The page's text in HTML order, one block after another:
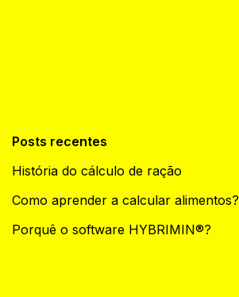
Posts recentes
História do cálculo de ração
Como aprender a calcular alimentos?
Porquê o software HYBRIMIN®?